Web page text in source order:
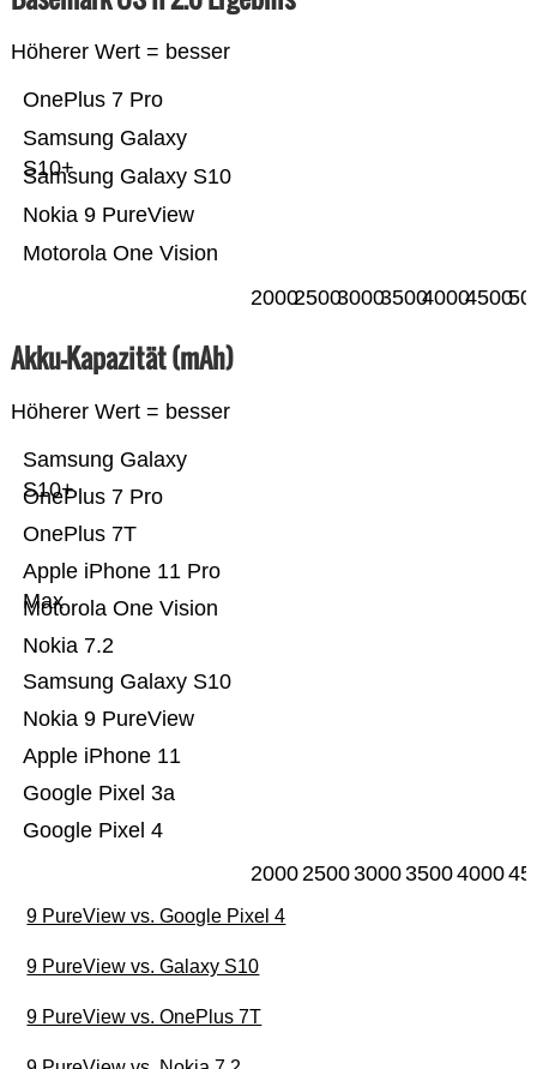
Höherer Wert = besser
Motorola One Vision
Nokia 9 PureView
Samsung Galaxy S10
Samsung Galaxy
S10+
OnePlus 7 Pro
200025003000350040004500
Akku-Kapazität (mAh)
Höherer Wert = besser
Google Pixel 4
Google Pixel 3a
Apple iPhone 11
Nokia 9 PureView
Samsung Galaxy S10
Nokia 7.2
Motorola One Vision
Apple iPhone 11 Pro
Max
OnePlus 7T
OnePlus 7 Pro
Samsung Galaxy
S10+
20002500300035004000
9 PureView vs. Google Pixel 4
9 PureView vs. Galaxy S10
9 PureView vs. OnePlus 7T